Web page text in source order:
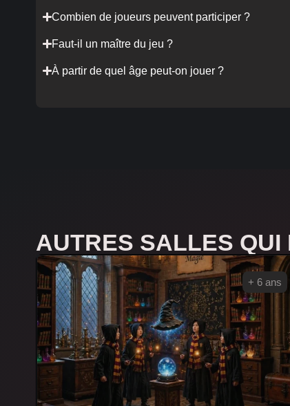
Combien de joueurs peuvent participer ?
Faut-il un maître du jeu ?
À partir de quel âge peut-on jouer ?
AUTRES SALLES QUI
+ 6 ans